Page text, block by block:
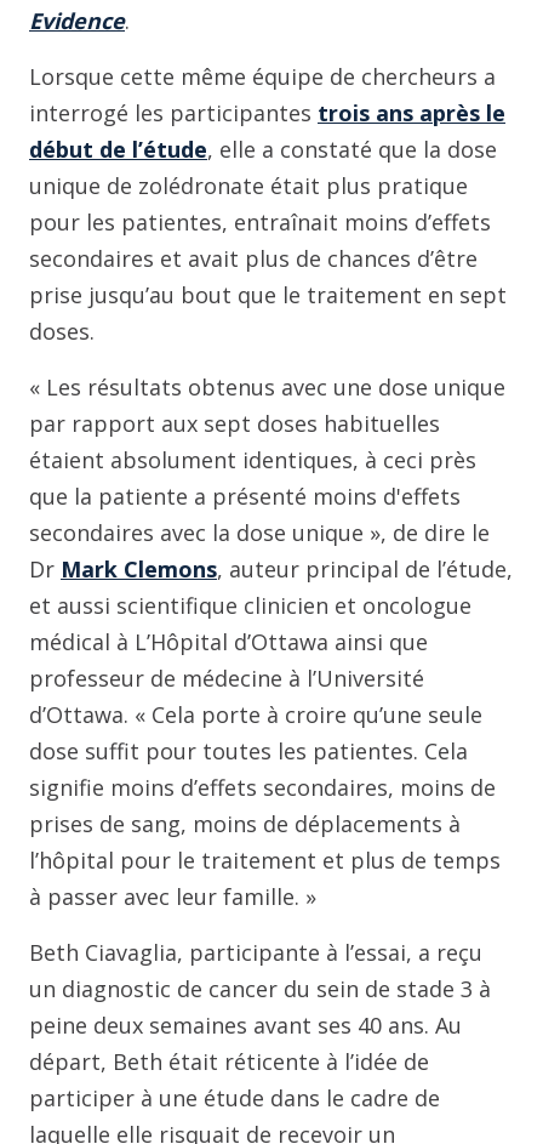
Evidence.
Lorsque cette même équipe de chercheurs a
interrogé les participantes trois ans après le
début de l’étude, elle a constaté que la dose
unique de zolédronate était plus pratique
pour les patientes, entraînait moins d’effets
secondaires et avait plus de chances d’être
prise jusqu’au bout que le traitement en sept
doses.
« Les résultats obtenus avec une dose unique
par rapport aux sept doses habituelles
étaient absolument identiques, à ceci près
que la patiente a présenté moins d'effets
secondaires avec la dose unique », de dire le
Dr Mark Clemons, auteur principal de l’étude,
et aussi scientifique clinicien et oncologue
médical à L’Hôpital d’Ottawa ainsi que
professeur de médecine à l’Université
d’Ottawa. « Cela porte à croire qu’une seule
dose suffit pour toutes les patientes. Cela
signifie moins d’effets secondaires, moins de
prises de sang, moins de déplacements à
l’hôpital pour le traitement et plus de temps
à passer avec leur famille. »
Beth Ciavaglia, participante à l’essai, a reçu
un diagnostic de cancer du sein de stade 3 à
peine deux semaines avant ses 40 ans. Au
départ, Beth était réticente à l’idée de
participer à une étude dans le cadre de
laquelle elle risquait de recevoir un